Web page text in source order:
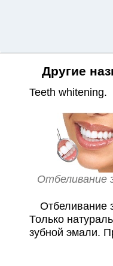
Другие
Teeth whitening.
Отбеливание
Отбеливание
Только
зубной эмали.